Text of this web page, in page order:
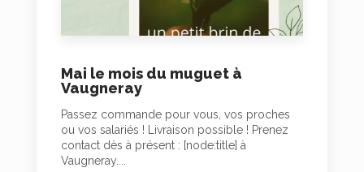
Mai le mois du muguet à
Vaugneray
Passez commande pour vous, vos proches
ou vos salariés ! Livraison possible ! Prenez
contact dès à présent : [node:title] à
Vaugneray....